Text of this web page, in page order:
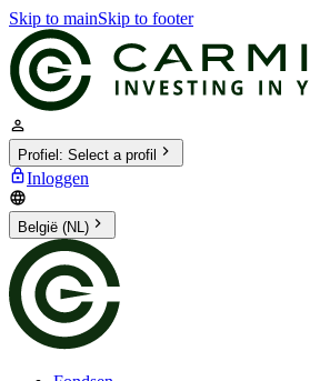
Skip to mainSkip to footer
Profiel : Select a profil
Inloggen
België (NL)